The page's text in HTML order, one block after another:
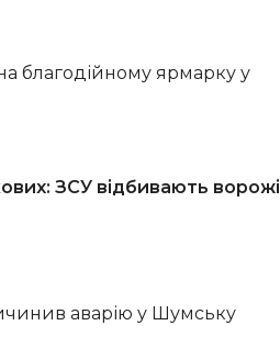
благодійному ярмарку у
ЗСУ відбивають ворожі
аварію у Шумську